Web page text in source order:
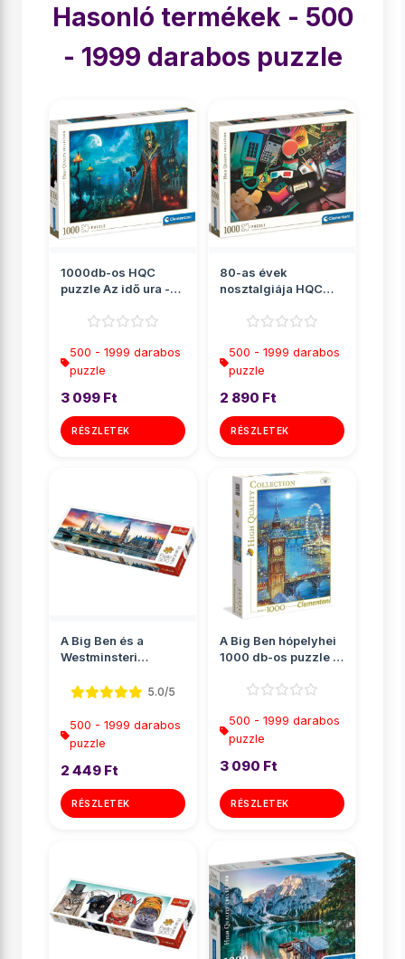
Hasonló termékek - 500
- 1999 darabos puzzle
1000db-os HQC
puzzle Az idő ura -
500 - 1999 darabos
puzzle
3 099 Ft
RÉSZLETEK
80-as évek
nosztalgiája HQC
Clementoni
500 - 1999 darabos
puzzle
2 890 Ft
RÉSZLETEK
A Big Ben és a
Westminsteri
Panoráma puz...5.0/5
500 - 1999 darabos
puzzle
2 449 Ft
RÉSZLETEK
A Big Ben hópelyhei
1000 db-os puzzle -
500 - 1999 darabos
puzzle
3 090 Ft
RÉSZLETEK